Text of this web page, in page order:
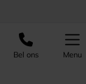
Bel ons Menu